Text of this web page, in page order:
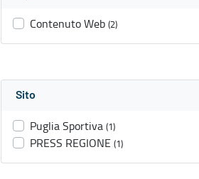
Contenuto Web (2)
Sito
Puglia Sportiva (1)
PRESS REGIONE (1)